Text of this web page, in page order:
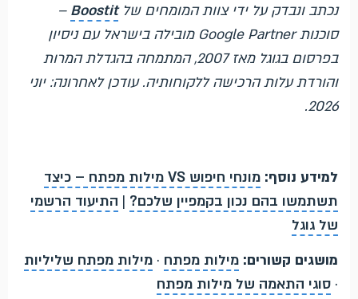
נכתב ונבדק על ידי צוות המומחים שלBoostit
–
סוכנות Google Partner מובילה בישראל עם ניסיון
בפרסום בגוגל מאז 2007, המתמחה בהגדלת המרות
והורדת עלות הרכישה ללקוחותיה. עודכן לאחרונה: יוני
2026.
למידע נוסף:
מונחי חיפוש VS מילות מפתח – כיצד
תשתמשו בהם נכון בקמפיין שלכם? | התיעוד הרשמי
של גוגל
מושגים קשורים: מילות מפתח · מילות מפתח שליליות
· סוגי התאמה של מילות מפתח